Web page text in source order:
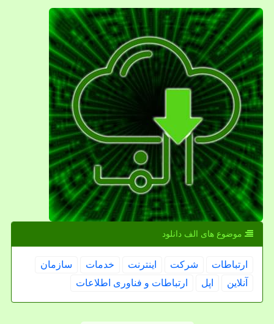
موضوع های الف دانلود
ارتباطات شركت اینترنت خدمات
سازمان
آنلاین
اپل ارتباطات و فناوری اطلاعات